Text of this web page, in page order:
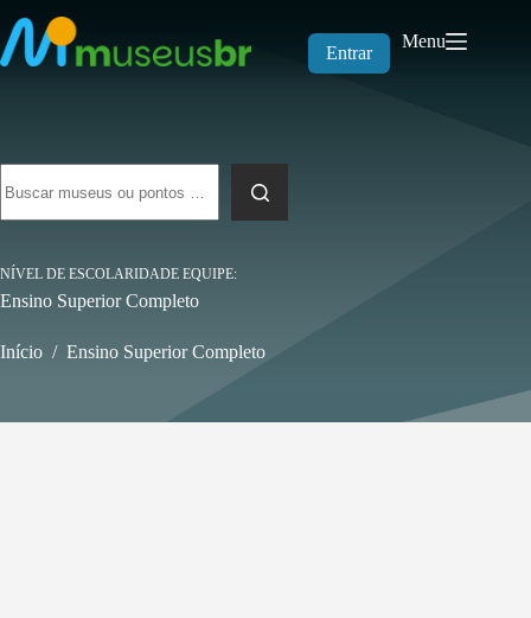
para
o
conteúdo
Entrar
Menu
resultados
NÍVEL DE ESCOLARIDADE EQUIPE
Ensino Superior Completo
Início / Ensino Superior Completo